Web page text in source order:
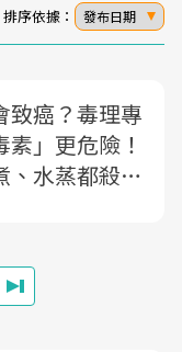
排序依據： 發布日期
致癌？毒理專
」更危險！
、水蒸都殺不